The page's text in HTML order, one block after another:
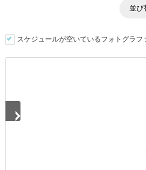
並び
スケジュールが空いているフォトグラフ